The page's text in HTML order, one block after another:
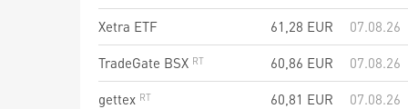
Xetra ETF
61,28 EUR
07.08.26
TradeGate BSX
60,86 EUR
07.08.26
gettex
60,81 EUR
07.08.26